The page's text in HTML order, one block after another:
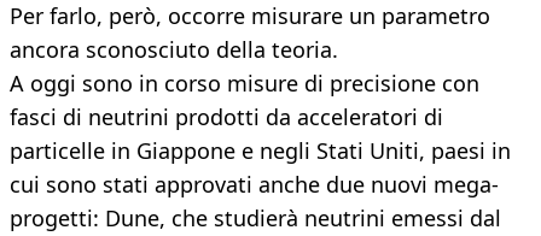
Per farlo, però, occorre misurare un parametro
ancora sconosciuto della teoria.
A oggi sono in corso misure di precisione con
fasci di neutrini prodotti da acceleratori di
particelle in Giappone e negli Stati Uniti, paesi in
cui sono stati approvati anche due nuovi mega-
progetti: Dune, che studierà neutrini emessi dal